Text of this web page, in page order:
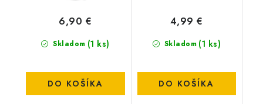
Skladom (1 ks)
6,90 €
DO KOŠÍKA
Skladom (1 ks)
4,99 €
DO KOŠÍKA